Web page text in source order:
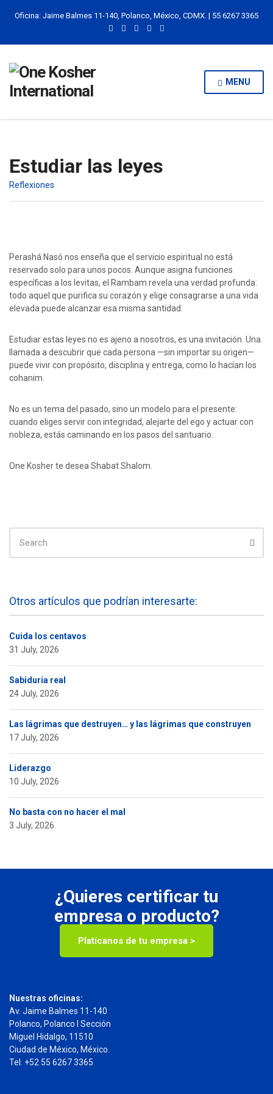
Oficina: Jaime Balmes 11-140, Polanco, México, CDMX. | 55 6267 3365
MENU
Estudiar las leyes
Reflexiones
Perashá Nasó nos enseña que el servicio espiritual no está
reservado solo para unos pocos. Aunque asigna funciones
específicas a los levitas, el Rambam revela una verdad profunda:
todo aquel que purifica su corazón y elige consagrarse a una vida
elevada puede alcanzar esa misma santidad.
Estudiar estas leyes no es ajeno a nosotros, es una invitación. Una
llamada a descubrir que cada persona —sin importar su origen—
puede vivir con propósito, disciplina y entrega, como lo hacían los
cohanim.
No es un tema del pasado, sino un modelo para el presente:
cuando eliges servir con integridad, alejarte del ego y actuar con
nobleza, estás caminando en los pasos del santuario.
One Kosher te desea Shabat Shalom.
SEARCH
FOR:
Otros artículos que podrían interesarte:
Cuida los centavos
31 July, 2026
Sabiduría real
24 July, 2026
Las lágrimas que destruyen… y las lágrimas que construyen
17 July, 2026
Liderazgo
10 July, 2026
No basta con no hacer el mal
3 July, 2026
¿Quieres certificar tu
empresa o producto?
Platícanos de tu empresa >
Nuestras oficinas:
Av. Jaime Balmes 11-140
Polanco, Polanco I Sección
Miguel Hidalgo, 11510
Ciudad de México, México.
Tel. +52 55 6267 3365